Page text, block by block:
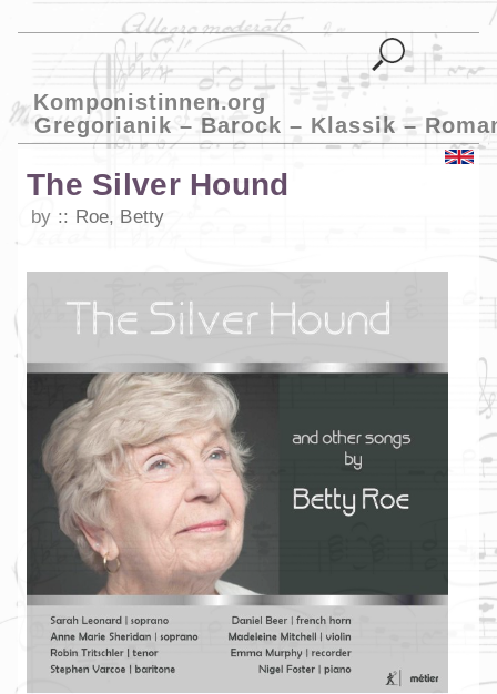
Komponistinnen.org
Gregorianik – Barock – Klassik –
The Silver Hound
by Roe, Betty